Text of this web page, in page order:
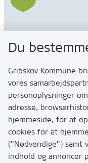
3200 Helsinge
Kontakt
Skriv til os via
Har du brug for at
hvordan
Tip os om huller i
Du
Gribskov Kommune
vores
personoplysninger
adresse,
hjemmeside, for at
cookies for at
(”Nødvendige”)
indhold og annoncer